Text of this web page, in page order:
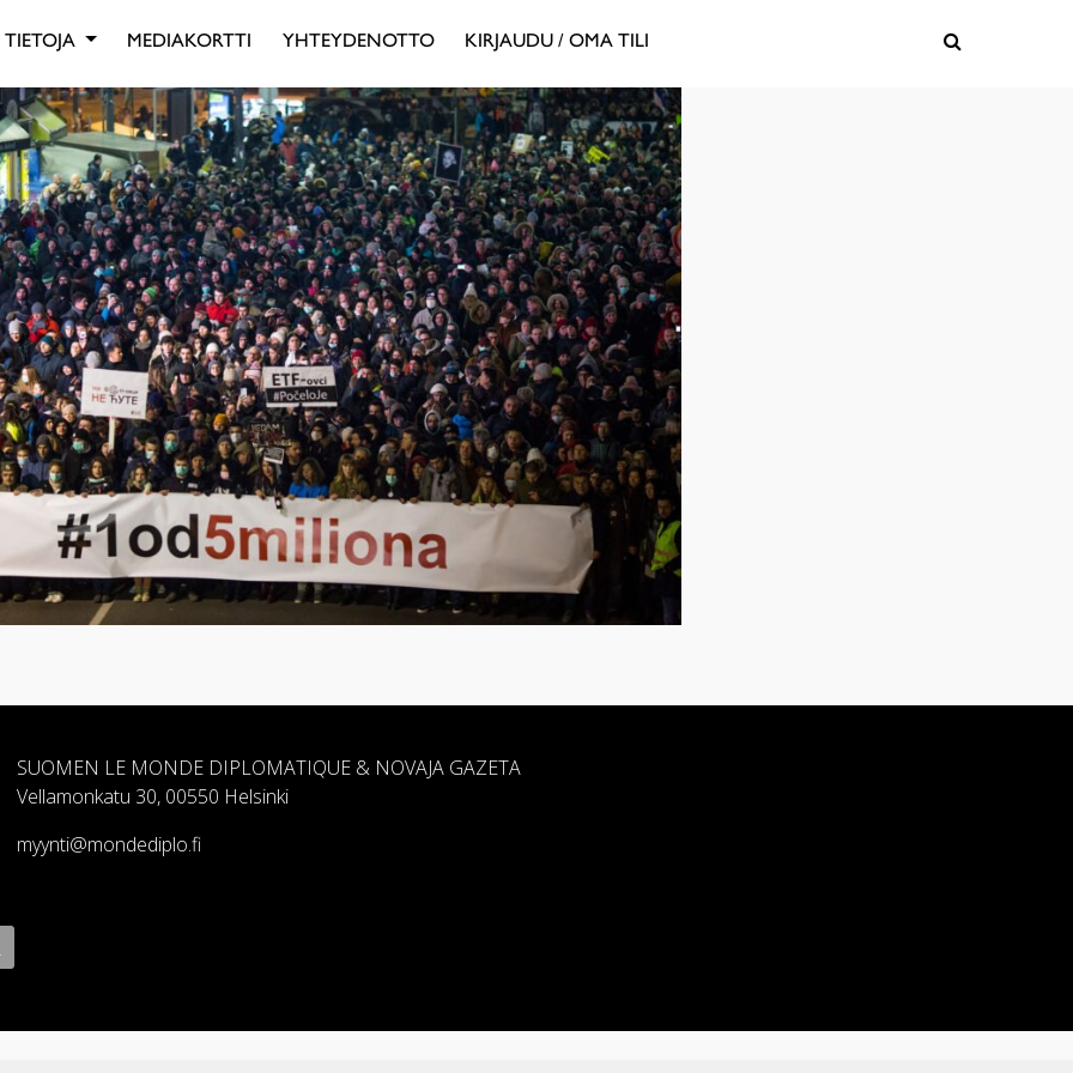
TIETOJA MEDIAKORTTI YHTEYDENOTTO KIRJAUDU / OMA TILI
SUOMEN LE MONDE DIPLOMATIQUE & NOVAJA GAZETA
Vellamonkatu 30, 00550 Helsinki
myynti@mondediplo.fi